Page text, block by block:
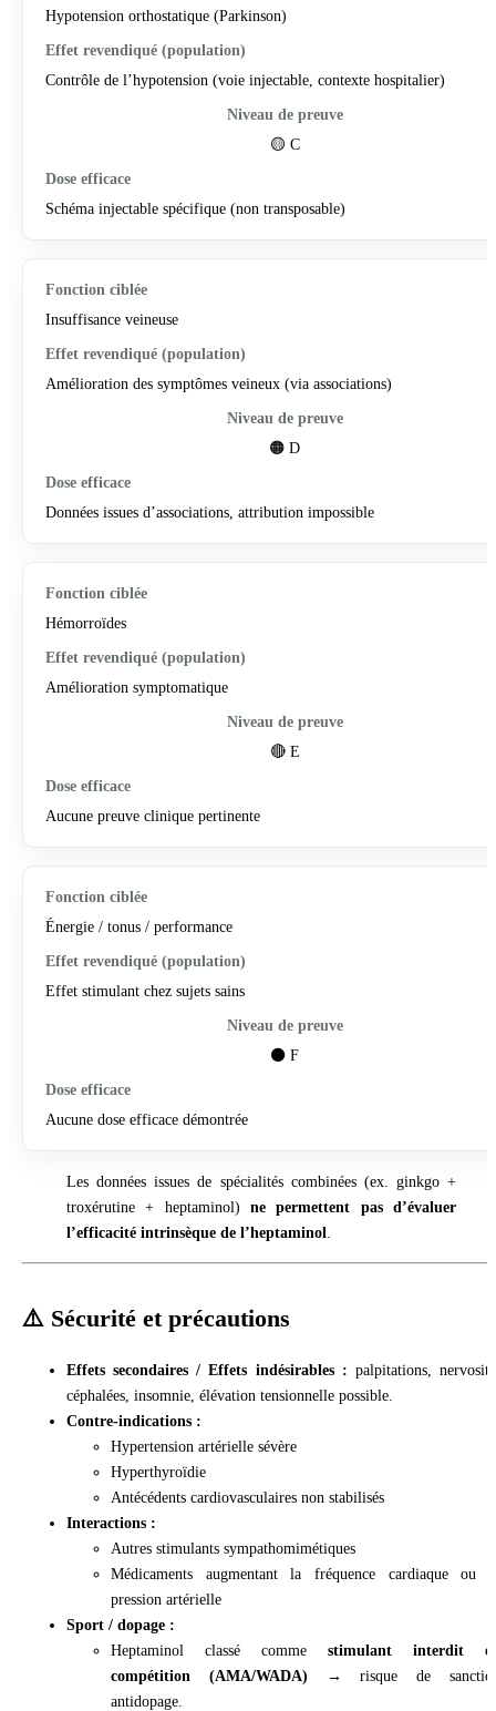
Hypotension orthostatique (Parkinson)
Contrôle de l’hypotension (voie injectable, contexte hospitalier)
🟡 C
Schéma injectable spécifique (non transposable)
Insuffisance veineuse
Amélioration des symptômes veineux (via associations)
🟠 D
Données issues d’associations, attribution impossible
Hémorroïdes
Amélioration symptomatique
🔴 E
Aucune preuve clinique pertinente
Énergie / tonus / performance
Effet stimulant chez sujets sains
⚫ F
Aucune dose efficace démontrée
Les données issues de spécialités combinées (ex. ginkgo +
troxérutine + heptaminol) ne permettent pas d’évaluer
l’efficacité intrinsèque de l’heptaminol.
⚠️ Sécurité et précautions
Effets secondaires / Effets indésirables : palpitations,
céphalées, insomnie, élévation tensionnelle possible.
Contre-indications :
Hypertension artérielle sévère
Hyperthyroïdie
Antécédents cardiovasculaires non stabilisés
Interactions :
Autres stimulants sympathomimétiques
Médicaments augmentant la fréquence cardiaque ou
pression artérielle
Sport / dopage :
Heptaminol classé comme stimulant interdit
compétition (AMA/WADA) → risque de
antidopage.